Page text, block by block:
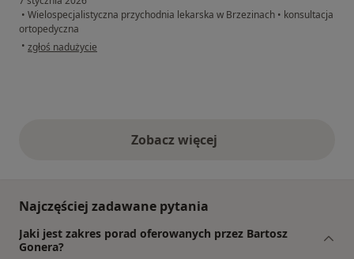
• Wielospecjalistyczna przychodnia lekarska w Brzezinach • konsultacja
ortopedyczna
• w opinii użytkownika Marianna
zgłoś nadużycie
Zobacz więcejopinie powyżej
Najczęściej zadawane pytania
Jaki jest zakres porad oferowanych przez Bartosz
Gonera?